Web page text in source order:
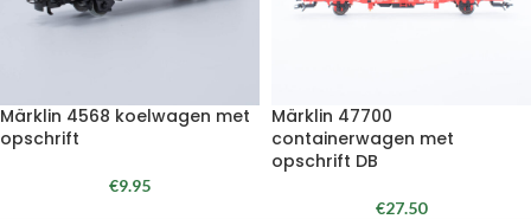
Märklin 4568 koelwagen met
opschrift
€9.95
Märklin 47700
containerwagen met
opschrift DB
€27.50